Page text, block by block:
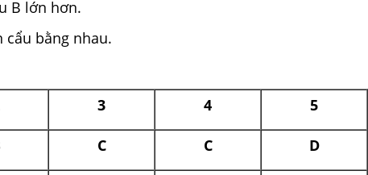
B lớn hơn.
cẩu bằng nhau.
3 4 5
C C D